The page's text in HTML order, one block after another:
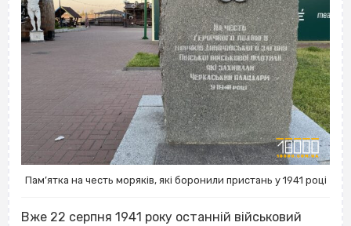
Пам’ятка на честь моряків, які боронили пристань у 1941 році
Вже 22 серпня 1941 року останній військовий